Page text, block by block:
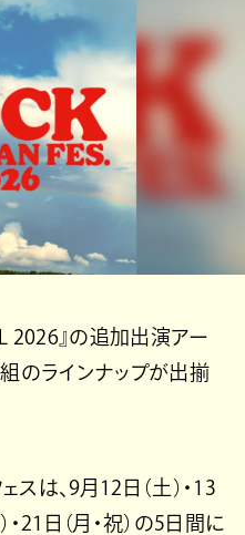
2026』の追加出演アー
のラインナップが出揃
は、9月12日（土）・13
）・21日（月・祝）の5日間に